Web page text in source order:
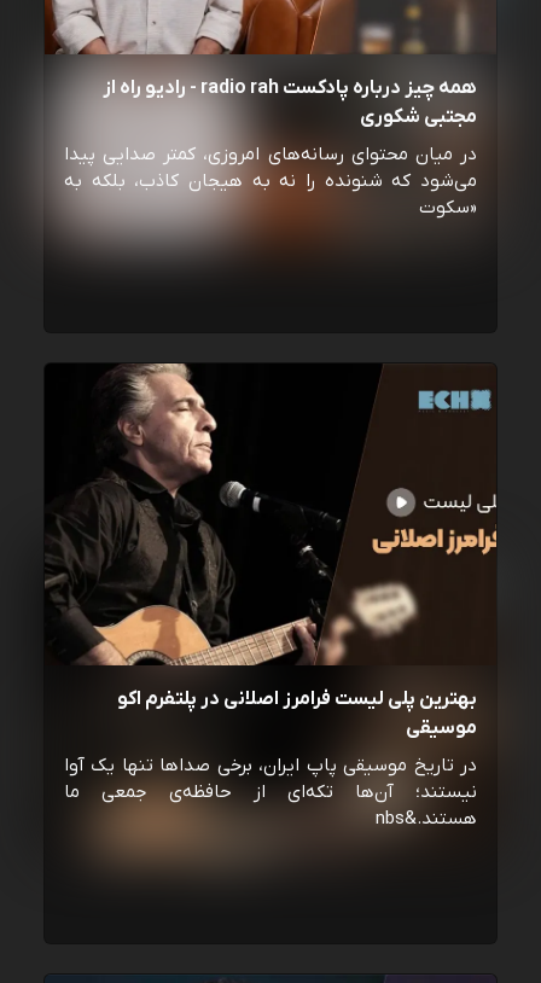
همه چیز درباره پادکست radio rah - رادیو راه از
مجتبی شکوری
در میان محتوای رسانه‌های امروزی، کمتر صدایی پیدا
می‌شود که شنونده را نه به هیجان کاذب، بلکه به
«سکوت
بهترین پلی لیست فرامرز اصلانی در پلتفرم اکو
موسیقی
در تاریخ موسیقی پاپ ایران، برخی صداها تنها یک آوا
نیستند؛ آن‌ها تکه‌ای از حافظه‌ی جمعی ما
هستند.&nbs